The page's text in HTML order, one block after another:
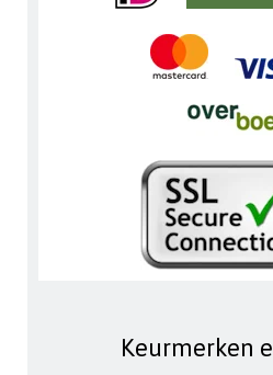
Keurmerken